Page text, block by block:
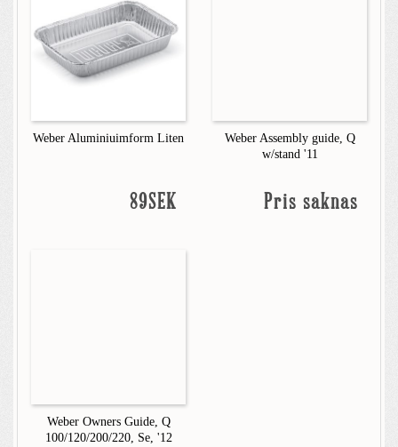
Weber Aluminiuimform Liten
89SEK
Weber Assembly guide, Q
w/stand '11
Pris saknas
Weber Owners Guide, Q
100/120/200/220, Se, '12